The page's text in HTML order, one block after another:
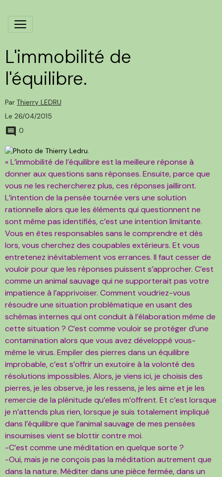
L'immobilité de
l'équilibre.
Par Thierry LEDRU
Le 26/04/2015
0
« L’immobilité de l’équilibre est la meilleure réponse à
donner aux questions sans réponses. Ensuite, parce que
vous ne les rechercherez plus, ces réponses jailliront.
L’intention de la pensée tournée vers une solution
rationnelle alors que les éléments qui questionnent ne
sont même pas identifiés, c’est une intention limitante.
Vous en êtes responsables sans le comprendre et dès
lors, vous cherchez des coupables extérieurs. Et vous
entretenez inévitablement vos errances. Il faut cesser de
vouloir pour que les réponses puissent s’approcher. C’est
comme un animal sauvage qui ne supporterait pas votre
impatience à l’apprivoiser. Comment voudriez-vous
résoudre une situation problématique en usant des
schémas internes qui ont conduit à l’élaboration même de
cette situation ? C’est comme vouloir se protéger d’une
contamination alors que vous avez développé vous-
même le virus. Empiler des pierres dans un équilibre
improbable, c’est s’offrir un exutoire à la volonté des
résolutions impossibles. Alors, je viens ici, je choisis des
pierres, je les observe, je les ressens, je les aime et je les
remercie de la plénitude qu’elles m’offrent. Et c’est lorsque
je n’attends plus rien, lorsque je suis totalement impliqué
dans l’équilibre que l’animal sauvage de mes pensées
insoumises vient se blottir contre moi.
-C’est comme une méditation en quelque sorte ?
-Oui, mais je ne conçois pas la méditation autrement que
dans la nature. Méditer dans une pièce fermée, dans un